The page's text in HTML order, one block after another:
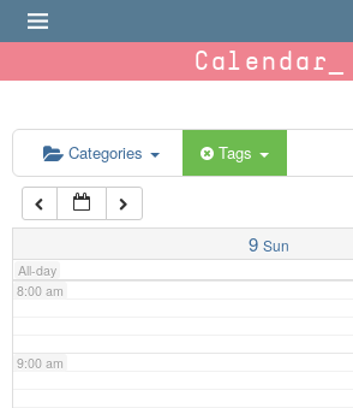
Calendar
Categories Tags
9 Sun
All-day
6:00 am
7:00 am
8:00 am
9:00 am